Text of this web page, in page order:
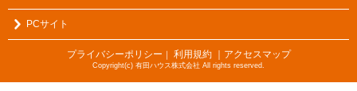
PCサイト
プライバシーポリシー ｜ 利用規約 ｜アクセスマップ
Copyright(c) 有田ハウス株式会社 All rights reserved.